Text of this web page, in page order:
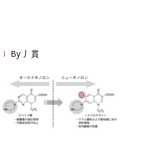
By 丿貫